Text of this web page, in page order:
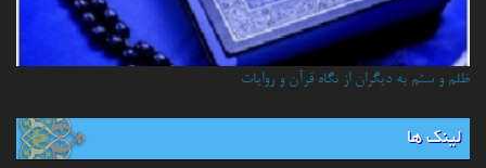
ظلم و ستم به دیگران از نگاه قرآن و روایات
لینک ها